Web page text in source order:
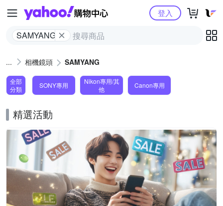
Yahoo購物中心
SAMYANG
登入
相機鏡頭 SAMYANG
全部
分類
SONY專用
Nikon專用/其
他
Canon專用
精選活動